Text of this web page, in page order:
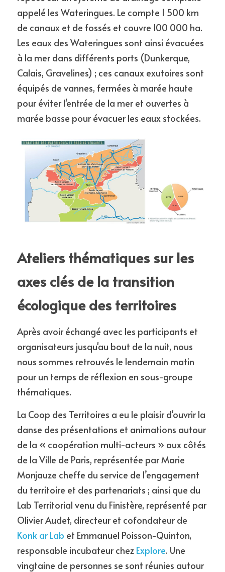
appelé les Wateringues. Le compte 1 500 km
de canaux et de fossés et couvre 100 000 ha.
Les eaux des Wateringues sont ainsi évacuées
à la mer dans différents ports (Dunkerque,
Calais, Gravelines) ; ces canaux exutoires sont
équipés de vannes, fermées à marée haute
pour éviter l'entrée de la mer et ouvertes à
marée basse pour évacuer les eaux stockées.
Ateliers thématiques sur les
axes clés de la transition
écologique des territoires
Après avoir échangé avec les participants et
organisateurs jusqu'au bout de la nuit, nous
nous sommes retrouvés le lendemain matin
pour un temps de réflexion en sous-groupe
thématiques.
La Coop des Territoires a eu le plaisir d'ouvrir la
danse des présentations et animations autour
de la « coopération multi-acteurs » aux côtés
de la Ville de Paris, représentée par Marie
Monjauze cheffe du service de l’engagement
du territoire et des partenariats ; ainsi que du
Lab Territorial venu du Finistère, représenté par
Konk ar Lab et Emmanuel Poisson-Quinton,
responsable incubateur chez Explore. Une
vingtaine de personnes se sont réunies autour